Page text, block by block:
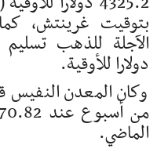
بتوقيت غرينتش،
دولارا للأوقية.
وكان المعدن النفيس
الماضي.